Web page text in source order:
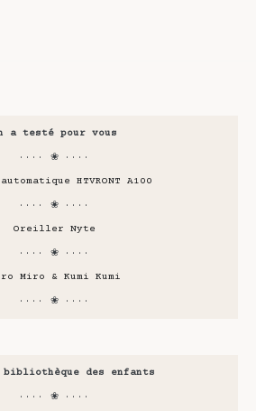
a testé pour vous
···· ❀ ····
HTVRONT A100
···· ❀ ····
Oreiller Nyte
···· ❀ ····
Miro & Kumi Kumi
···· ❀ ····
bibliothèque des enfants
···· ❀ ····